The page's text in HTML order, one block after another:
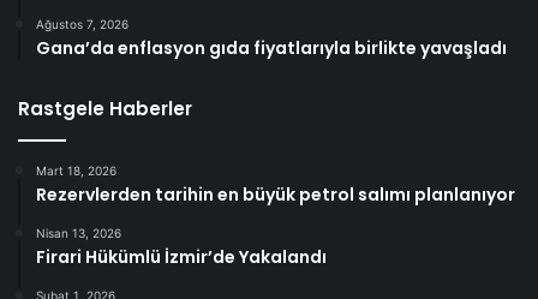
Ağustos 7, 2026
Gana’da enflasyon gıda fiyatlarıyla birlikte yavaşladı
Rastgele Haberler
Mart 18, 2026
Rezervlerden tarihin en büyük petrol salımı planlanıyor
Nisan 13, 2026
Firari Hükümlü İzmir’de Yakalandı
Şubat 1, 2026